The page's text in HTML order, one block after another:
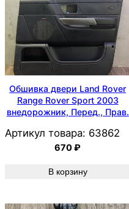
Обшивка двери Land Rover
Range Rover Sport 2003
внедорожник, Перед., Прав.
Артикул товара: 63862
670₽
В корзину